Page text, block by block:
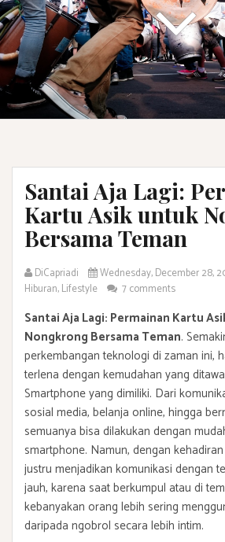
Santai Aja Lagi:
Kartu Asik untuk
Bersama Teman
DiCapriadi Wednesday, December 28,
Hiburan,Lifestyle 7 comments
Santai Aja Lagi: Permainan Kartu
Nongkrong Bersama Teman.
perkembangan teknologi di zaman ini,
terlena dengan kemudahan yang
Smartphone yang dimiliki. Dari
sosial media, belanja online, hingga
semuanya bisa dilakukan dengan
smartphone. Namun, dengan
justru menjadikan komunikasi dengan
jauh, karena saat berkumpul atau di
kebanyakan orang lebih sering
daripada ngobrol secara lebih intim.